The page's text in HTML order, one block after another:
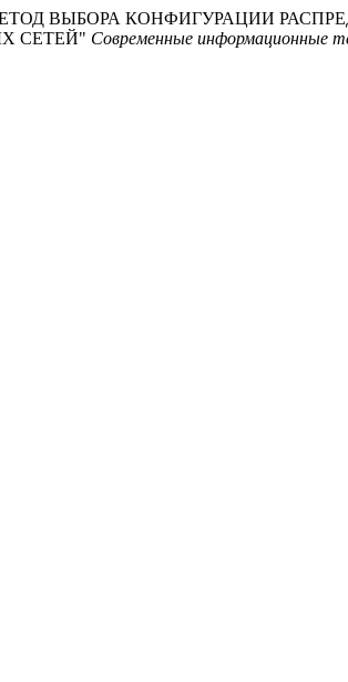
МЕТОД ВЫБОРА КОНФИГУРАЦИИ
СЕТЕЙ" Современные информационные